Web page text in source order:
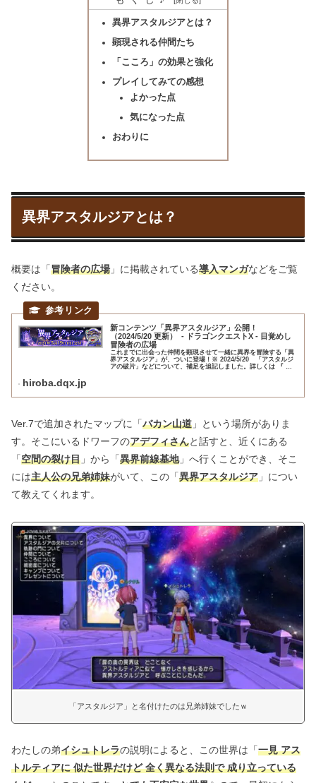
異界アスタルジアとは？
顕現される仲間たち
「こころ」の効果と強化
プレイしてみての感想
よかった点
気になった点
おわりに
異界アスタルジアとは？
概要は「冒険者の広場 」に掲載されている導入マンガなどをご覧
ください。
新コンテンツ「異界アスタルジア」公開！
（2024/5/20 更新） - ドラゴンクエストX - 目覚めし
冒険者の広場
これまでに出会った仲間を顕現させて一緒に異界を冒険する「異
界アスタルジア」が、ついに登場！※ 2024/5/20 「アスタルジ
アの破片」などについて、補足を追記しました。詳しくは 『 こ
hiroba.dqx.jp
Ver.7で追加されたマップに「バカン山道 」という場所がありま
す。そこにいるドワーフのアデフィさんと話すと、近くにある
「空間の裂け目 」から「異界前線基地」へ行くことができ、そこ
には主人公の兄弟姉妹がいて、この「異界アスタルジア 」につい
て教えてくれます。
「アスタルジア」と名付けたのは兄弟姉妹でしたｗ
わたしの弟イシュトレラの説明によると、この世界は「一見 アス
トルティアに 似た世界だけど 全く異なる法則で 成り立っている